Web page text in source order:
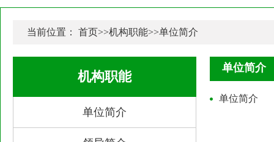
当前位置：首页>>机构职能>>单位简介
机构职能
单位简介
单位简介
单位简介